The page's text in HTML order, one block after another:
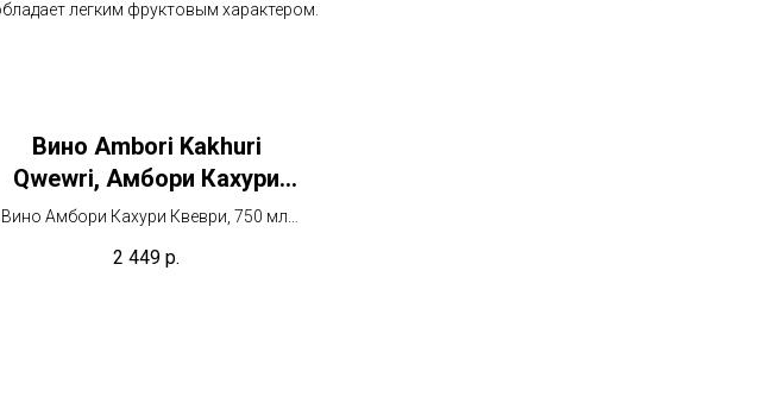
легким фруктовым характером.
Вино Ambori Kakhuri
Qwewri, Амбори Кахури
Квеври
Вино Амбори Кахури Квеври, 750 мл,
2 449 р.